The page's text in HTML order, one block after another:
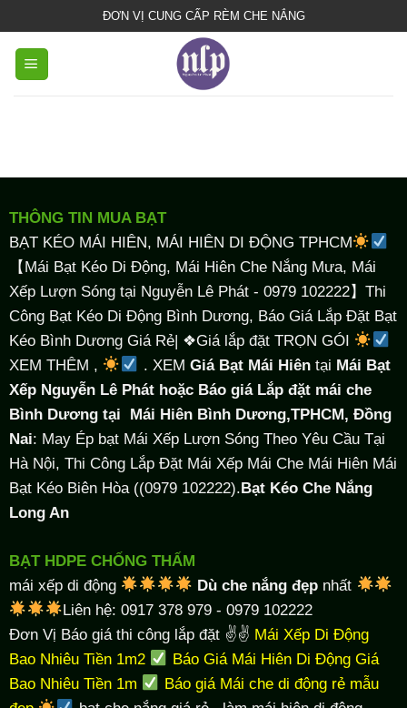
che
nắng
mưa
ĐƠN VỊ CUNG CẤP RÈM CHE NẮNG
THÔNG TIN MUA BẠT
BẠT KÉO MÁI HIÊN, MÁI HIÊN DI ĐỘNG TPHCM
【Mái Bạt Kéo Di Động, Mái Hiên Che Nắng Mưa, Mái
Xếp Lượn Sóng tại Nguyễn Lê Phát - 0979 102222】Thi
Công Bạt Kéo Di Động Bình Dương, Báo Giá Lắp Đặt Bạt
Kéo Bình Dương Giá Rẻ| ❖Giá lắp đặt TRỌN GÓI
XEM THÊM ,
. XEM Giá Bạt Mái Hiêntại Mái Bạt
Xếp Nguyễn Lê Phát hoặc Báo giá Lắp đặt mái che
Bình Dương tại Mái Hiên Bình Dương,TPHCM, Đồng
Nai: May Ép bạt Mái Xếp Lượn Sóng Theo Yêu Cầu Tại
Hà Nội, Thi Công Lắp Đặt Mái Xếp Mái Che Mái Hiên Mái
Bạt Kéo Biên Hòa ((0979 102222).Bạt Kéo Che Nắng
Long An
BẠT HDPE CHỐNG THẤM
mái xếp di động Dù che nắng đẹp nhất
Liên hệ: 0917 378 979 - 0979 102222
Đơn Vị Báo giá thi công lắp đặt ✌✌ Mái Xếp Di Động
Bao Nhiêu Tiền 1m2
Báo Giá Mái Hiên Di Động Giá
Bao Nhiêu Tiền 1m
Báo giá Mái che di động rẻ mẫu